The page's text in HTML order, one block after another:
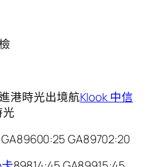
港時光出境航Klook 中信
GA89702:20